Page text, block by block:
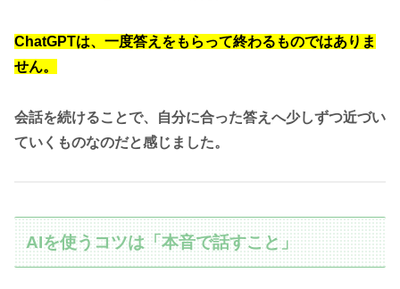
ChatGPTは、一度答えをもらって終わるものではありま
せん。
会話を続けることで、自分に合った答えへ少しずつ近づい
ていくものなのだと感じました。
AIを使うコツは「本音で話すこと」